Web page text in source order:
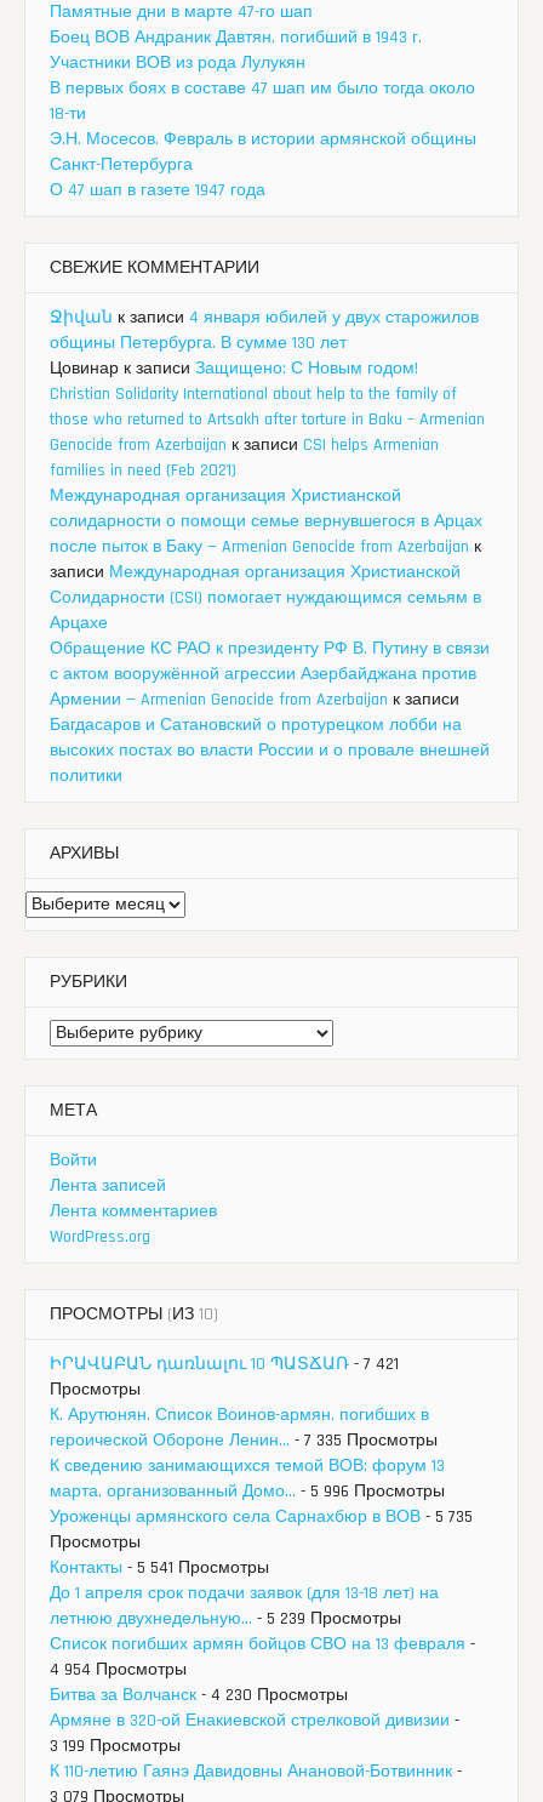
Памятные дни в марте 47-го шап
Боец ВОВ Андраник Давтян, погибший в 1943 г.
Участники ВОВ из рода Лулукян
В первых боях в составе 47 шап им было тогда около
18-ти
Э.Н. Мосесов. Февраль в истории армянской общины
Санкт-Петербурга
О 47 шап в газете 1947 года
СВЕЖИЕ КОММЕНТАРИИ
Ջիվան к записи 4 января юбилей у двух старожилов
общины Петербурга. В сумме 130 лет
Цовинар к записи Защищено: С Новым годом!
Christian Solidarity International about help to the family of
those who returned to Artsakh after torture in Baku – Armenian
Genocide from Azerbaijan к записи CSI helps Armenian
families in need (Feb 2021)
Международная организация Христианской
солидарности о помощи семье вернувшегося в Арцах
после пыток в Баку — Armenian Genocide from Azerbaijan к
записи Международная организация Христианской
Солидарности (CSI) помогает нуждающимся семьям в
Арцахе
Обращение КС РАО к президенту РФ В. Путину в связи
с актом вооружённой агрессии Азербайджана против
Армении — Armenian Genocide from Azerbaijan к записи
Багдасаров и Сатановский о протурецком лобби на
высоких постах во власти России и о провале внешней
политики
АРХИВЫ
Архивы
РУБРИКИ
Рубрики
МЕТА
Войти
Лента записей
Лента комментариев
WordPress.org
ПРОСМОТРЫ (ИЗ 10)
ԻՐԱՎԱԲԱՆ դառնալու 10 ՊԱՏՃԱՌ - 7 421
Просмотры
К. Арутюнян. Список Воинов-армян, погибших в
героической Обороне Ленин... - 7 335 Просмотры
К сведению занимающихся темой ВОВ: форум 13
марта, организованный Домо... - 5 996 Просмотры
Уроженцы армянского села Сарнахбюр в ВОВ - 5 735
Просмотры
Контакты - 5 541 Просмотры
До 1 апреля срок подачи заявок (для 13-18 лет) на
летнюю двухнедельную... - 5 239 Просмотры
Список погибших армян бойцов СВО на 13 февраля -
4 954 Просмотры
Битва за Волчанск - 4 230 Просмотры
Армяне в 320-ой Енакиевской стрелковой дивизии -
3 199 Просмотры
К 110-летию Гаянэ Давидовны Анановой-Ботвинник -
3 079 Просмотры